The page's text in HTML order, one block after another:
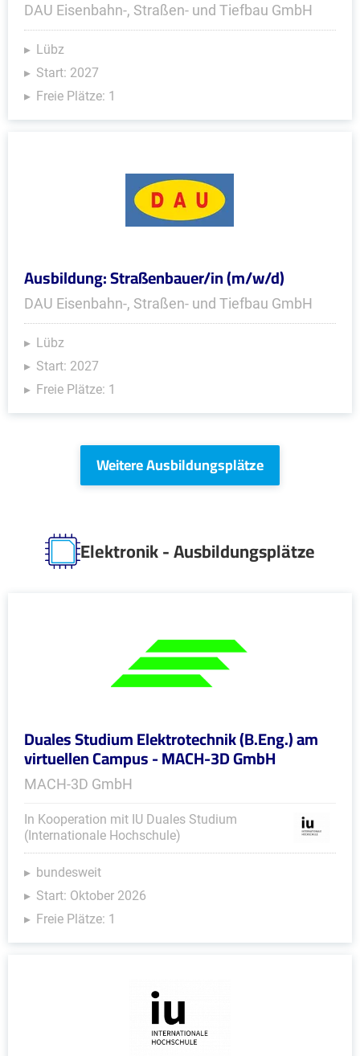
DAU Eisenbahn-, Straßen- und Tiefbau GmbH
Lübz
Start: 2027
Freie Plätze: 1
Ausbildung: Straßenbauer/in (m/w/d)
DAU Eisenbahn-, Straßen- und Tiefbau GmbH
Lübz
Start: 2027
Freie Plätze: 1
Weitere Ausbildungsplätze
Elektronik - Ausbildungsplätze
Duales Studium Elektrotechnik (B.Eng.) am
virtuellen Campus - MACH-3D GmbH
MACH-3D GmbH
In Kooperation mit IU Duales Studium
(Internationale Hochschule)
bundesweit
Start: Oktober 2026
Freie Plätze: 1